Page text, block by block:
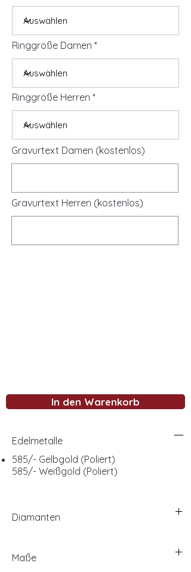
Ringgröße Damen
Ringgröße Herren
Gravurtext Damen (kostenlos)
Gravurtext Herren (kostenlos)
In den Warenkorb
Edelmetalle
585/- Gelbgold (Poliert)
585/- Weißgold (Poliert)
Diamanten
Maße